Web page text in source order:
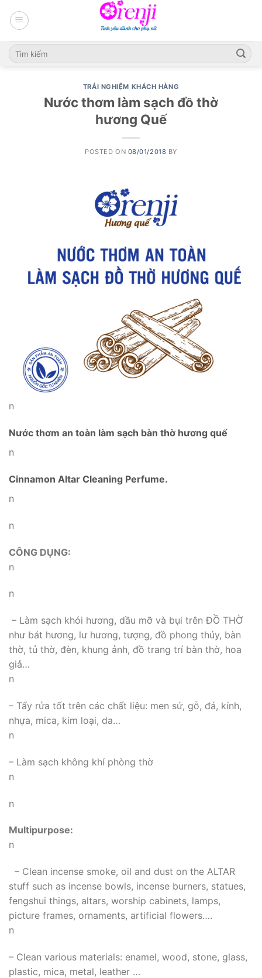
TRẢI NGHIỆM KHÁCH HÀNG
Nước thơm làm sạch đồ thờ
hương Quế
POSTED ON 08/01/2018 BY
n
Nước thơm an toàn làm sạch bàn thờ hương quế
n
Cinnamon Altar Cleaning Perfume.
n
n
CÔNG DỤNG:
n
n
– Làm sạch khói hương, dầu mỡ và bụi trên ĐỒ THỜ
như bát hương, lư hương, tượng, đồ phong thủy, bàn
thờ, tủ thờ, đèn, khung ảnh, đồ trang trí bàn thờ, hoa
giả…
n
– Tẩy rửa tốt trên các chất liệu: men sứ, gỗ, đá, kính,
nhựa, mica, kim loại, da…
n
– Làm sạch không khí phòng thờ
n
n
Multipurpose:
n
– Clean incense smoke, oil and dust on the ALTAR
stuff such as incense bowls, incense burners, statues,
fengshui things, altars, worship cabinets, lamps,
picture frames, ornaments, artificial flowers….
n
– Clean various materials: enamel, wood, stone, glass,
plastic, mica, metal, leather …